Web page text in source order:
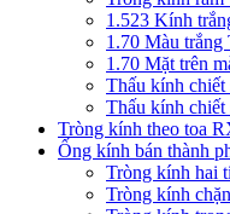
1.523 Kính
1.70 Màu trắng
1.70 Mặt trên
Thấu kính chiết
Thấu kính chiết
Tròng kính theo toa
Ống kính bán thành
Tròng kính hai
Tròng kính